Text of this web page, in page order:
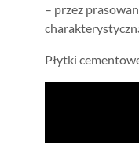
– przez
Płytki